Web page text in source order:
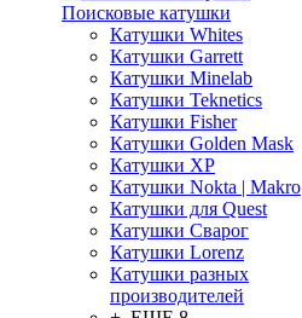
Поисковые катушки
Катушки Whites
Катушки Garrett
Катушки Minelab
Катушки Teknetics
Катушки Fisher
Катушки Golden Mask
Катушки XP
Катушки Nokta | Makro
Катушки для Quest
Катушки Сварог
Катушки Lorenz
Катушки разных
производителей